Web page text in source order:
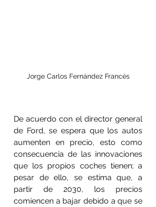
Jorge Carlos Fernández Francés
De acuerdo con el director general
de Ford, se espera que los autos
aumenten en precio, esto como
consecuencia de las innovaciones
que los propios coches tienen; a
pesar de ello, se estima que, a
partir de 2030, los precios
comiencen a bajar debido a que se